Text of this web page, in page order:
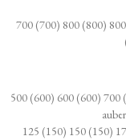
700 (700) 800 (800)
500 (600) 600 (600) 700
125 (150) 150 (150)